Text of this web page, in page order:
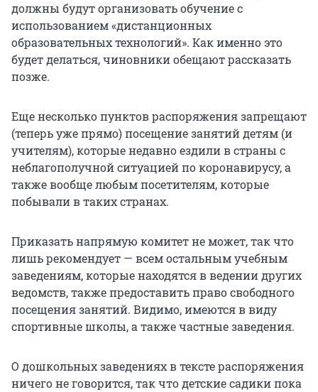
должны будут организовать обучение с
использованием «дистанционных
образовательных технологий». Как именно это
будет делаться, чиновники обещают рассказать
позже.
Еще несколько пунктов распоряжения запрещают
(теперь уже прямо) посещение занятий детям (и
учителям), которые недавно ездили в страны с
неблагополучной ситуацией по коронавирусу, а
также вообще любым посетителям, которые
побывали в таких странах.
Приказать напрямую комитет не может, так что
лишь рекомендует — всем остальным учебным
заведениям, которые находятся в ведении других
ведомств, также предоставить право свободного
посещения занятий. Видимо, имеются в виду
спортивные школы, а также частные заведения.
О дошкольных заведениях в тексте распоряжения
ничего не говорится, так что детские садики пока